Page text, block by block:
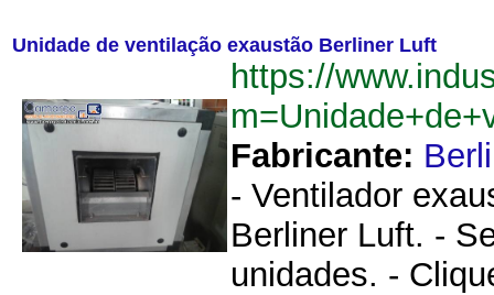
Unidade de ventilação exaustão Berliner Luft
https://
Fabricante:
- Ventilador
Berliner Luft. -
unidades. -